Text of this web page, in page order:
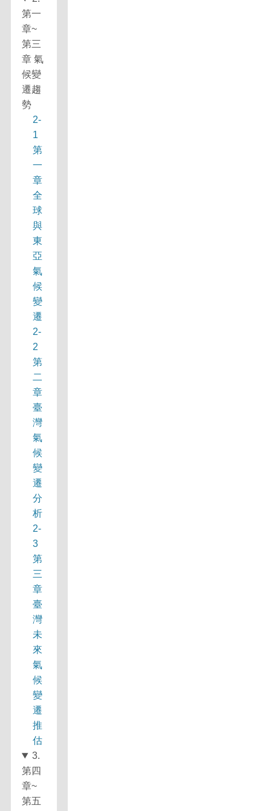
第一
章~
第三
章 氣
候變
遷趨
勢
2-
1
第
一
章
全
球
與
東
亞
氣
候
變
遷
2-
2
第
二
章
臺
灣
氣
候
變
遷
分
析
2-
3
第
三
章
臺
灣
未
來
氣
候
變
遷
推
估
3.
第四
章~
第五